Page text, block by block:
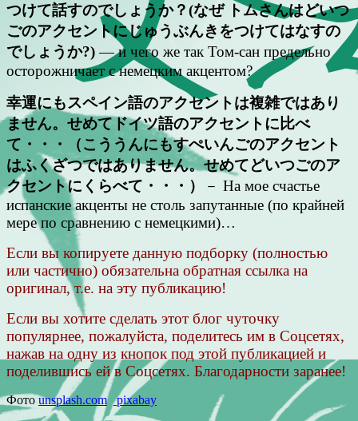
つけて話すのでしょうか？(なぜ トムさんはどいつ
ごのアクセントにじゅうぶんきをつけてはなすの
でしょうか?)— и чего же так Том-сан предельно
осторожничает с немецким акцентом?
幸運にもスペイン語のアクセントは複雑ではあり
ません。せめてドイツ語のアクセントに比べ
て・・・（こううんにもすぺいんごのアクセント
はふくざつではありません。せめてどいつごのア
クセントにくらべて・・・）
－ На мое счастье
испанские акценты не столь запутанные (по крайней
мере по сравнению с немецкими)…
Если вы копируете данную подборку (полностью
или частично) обязательна обратная ссылка на
оригинал, т.е. на эту публикацию!
Если вы хотите сделать этот блог чуточку
популярнее, пожалуйста, поделитесь им в Соцсетях,
нажав на одну из кнопок под этой публикацией и
поделившись ей в Соцсетях. Благодарности заранее!
Фотоunsplash.com pixabay